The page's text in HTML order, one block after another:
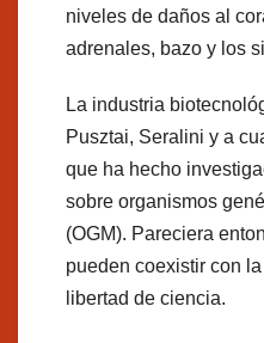
niveles de daños al
adrenales, bazo y los
La industria
Pusztai, Seralini y a
que ha hecho
sobre organismos
(OGM). Pareciera
pueden coexistir con
libertad de ciencia.